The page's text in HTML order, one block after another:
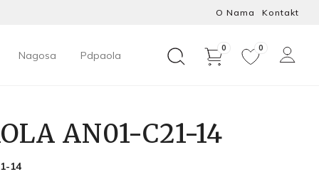
O Nama Kontakt
Nagosa Pdpaola
0 0
AN01-C21-14
14